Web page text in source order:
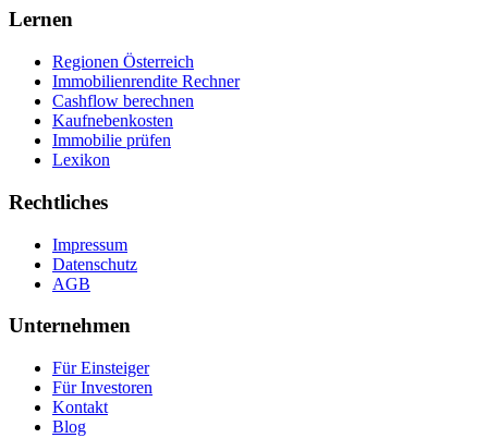
Lernen
Regionen Österreich
Immobilienrendite Rechner
Cashflow berechnen
Kaufnebenkosten
Immobilie prüfen
Lexikon
Rechtliches
Impressum
Datenschutz
AGB
Unternehmen
Für Einsteiger
Für Investoren
Kontakt
Blog